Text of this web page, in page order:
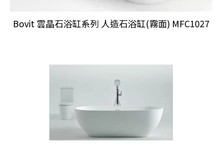
Bovit 雲晶石浴缸系列 人造石浴缸(霧面) MFC1027